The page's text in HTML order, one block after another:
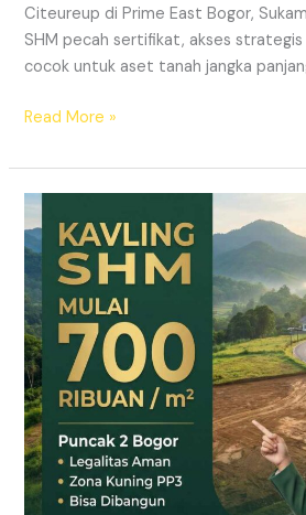
Citeureup di Prime East Bogor,
SHM pecah sertifikat, akses strategis
cocok untuk aset tanah jangka
Read More »
HARMONI
PRIME
EAST
BOGOR
–
KAVLING
SHM
LEGAL
DI
PUNCAK
2
BOGOR